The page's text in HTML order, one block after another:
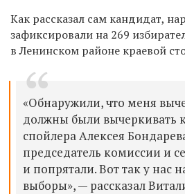
Как рассказал сам кандидат,
зафиксировали на 269
в Ленинском районе краевой
«Обнаружили, что меня
должны были вычеркивать
спойлера Алексея
председатель комиссии и
и попрятали. Вот так у нас
выборы», — рассказал